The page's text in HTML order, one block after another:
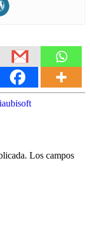
ubisoft
Los campos